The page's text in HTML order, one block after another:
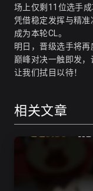
场上仅剩11位选手
凭借稳定发挥与精准
成为本轮CL。
明日，晋级选手将再
巅峰对决一触即发，
让我们拭目以待！
相关文章